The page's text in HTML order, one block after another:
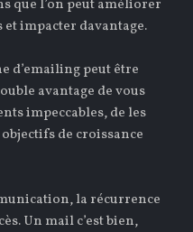
que l’on peut améliorer
et impacter davantage.
d’emailing peut être
avantage de vous
impeccables, de les
de croissance
la récurrence
Un mail c’est bien,